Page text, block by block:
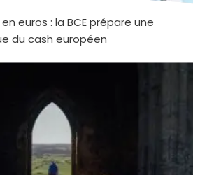
euros : la BCE prépare une
du cash européen